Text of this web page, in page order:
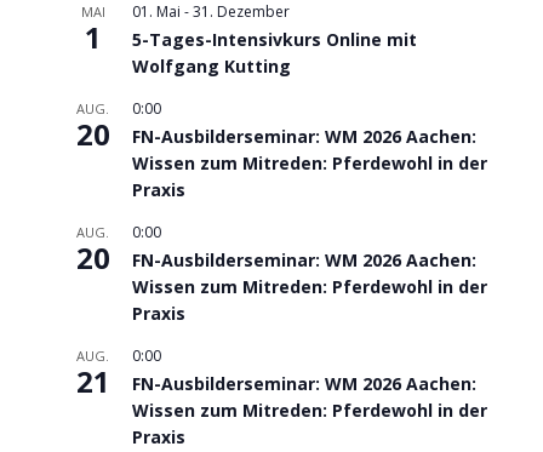
MAI
1
01. Mai -31. Dezember
5-Tages-Intensivkurs Online mit
Wolfgang Kutting
AUG.
20
0:00
FN-Ausbilderseminar: WM 2026 Aachen:
Wissen zum Mitreden: Pferdewohl in der
Praxis
AUG.
20
0:00
FN-Ausbilderseminar: WM 2026 Aachen:
Wissen zum Mitreden: Pferdewohl in der
Praxis
AUG.
21
0:00
FN-Ausbilderseminar: WM 2026 Aachen:
Wissen zum Mitreden: Pferdewohl in der
Praxis